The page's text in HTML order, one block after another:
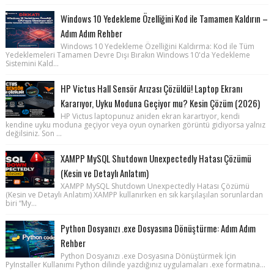
Windows 10 Yedekleme Özelliğini Kod ile Tamamen Kaldırın –
Adım Adım Rehber
Windows 10 Yedekleme Özelliğini Kaldırma: Kod ile Tüm
Yedeklemeleri Tamamen Devre Dışı Bırakın Windows 10'da Yedekleme
Sistemini Kald...
HP Victus Hall Sensör Arızası Çözüldü! Laptop Ekranı
Kararıyor, Uyku Moduna Geçiyor mu? Kesin Çözüm (2026)
HP Victus laptopunuz aniden ekran karartıyor, kendi
kendine uyku moduna geçiyor veya oyun oynarken görüntü gidiyorsa yalnız
değilsiniz. Son ...
XAMPP MySQL Shutdown Unexpectedly Hatası Çözümü
(Kesin ve Detaylı Anlatım)
XAMPP MySQL Shutdown Unexpectedly Hatası Çözümü
(Kesin ve Detaylı Anlatım) XAMPP kullanırken en sık karşılaşılan sorunlardan
biri “My...
Python Dosyanızı .exe Dosyasına Dönüştürme: Adım Adım
Rehber
Python Dosyanızı .exe Dosyasına Dönüştürmek İçin
PyInstaller Kullanımı Python dilinde yazdığınız uygulamaları .exe formatına...